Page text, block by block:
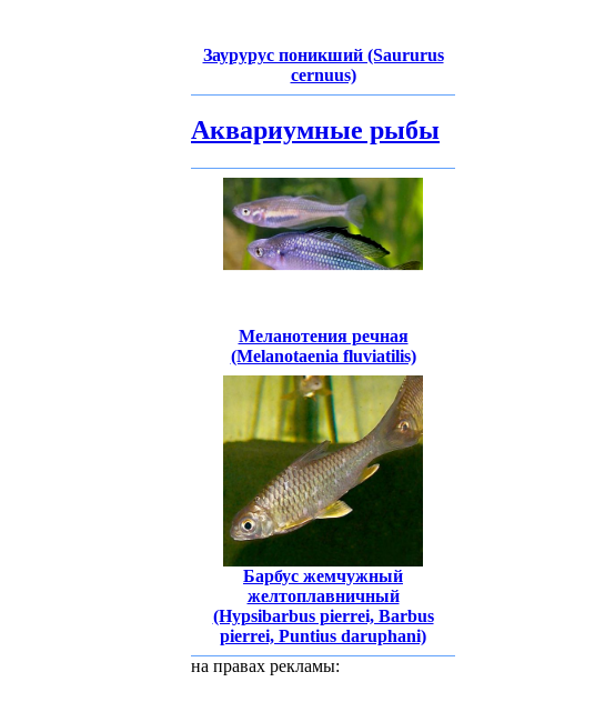
Заурурус поникший (Saururus
cernuus)
Аквариумные рыбы
Меланотения речная
(Melanotaenia fluviatilis)
Барбус жемчужный
желтоплавничный
(Hypsibarbus pierrei, Barbus
pierrei, Puntius daruphani)
на правах рекламы: